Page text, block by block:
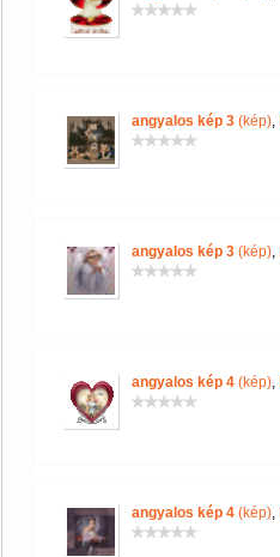
angyalos kép 3 (kép),
angyalos kép 3 (kép),
angyalos kép 4 (kép),
angyalos kép 4 (kép),